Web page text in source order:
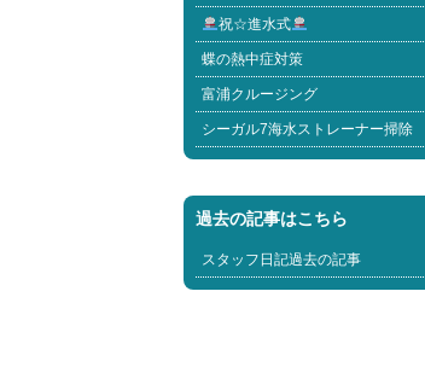
祝☆進水式
蝶の熱中症対策
富浦クルージング
シーガル7海水ストレーナー掃除
過去の記事はこちら
スタッフ日記過去の記事